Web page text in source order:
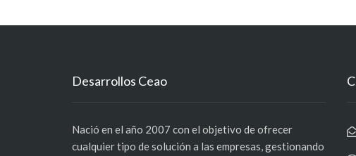
Desarrollos Ceao
Nació en el año 2007 con el objetivo de ofrecer
cualquier tipo de solución a las empresas, gestionando